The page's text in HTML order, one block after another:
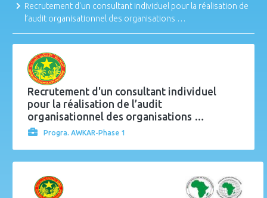
Recrutement d'un consultant individuel pour la réalisation de
l’audit organisationnel des organisations …
Recrutement d'un consultant individuel
pour la réalisation de l’audit
organisationnel des organisations …
Progra. AWKAR-Phase 1